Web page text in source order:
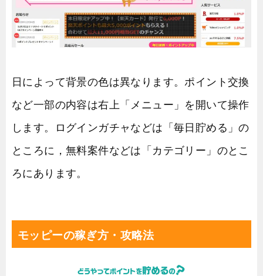
日によって背景の色は異なります。ポイント交換
など一部の内容は右上「メニュー」を開いて操作
します。ログインガチャなどは「毎日貯める」の
ところに，無料案件などは「カテゴリー」のとこ
ろにあります。
モッピーの稼ぎ方・攻略法